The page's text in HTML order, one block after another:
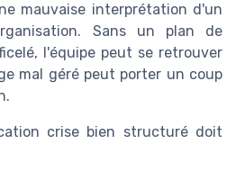
mauvaise interprétation d'un
Sans un plan de
l'équipe peut se retrouver
mal géré peut porter un coup
crise bien structuré doit